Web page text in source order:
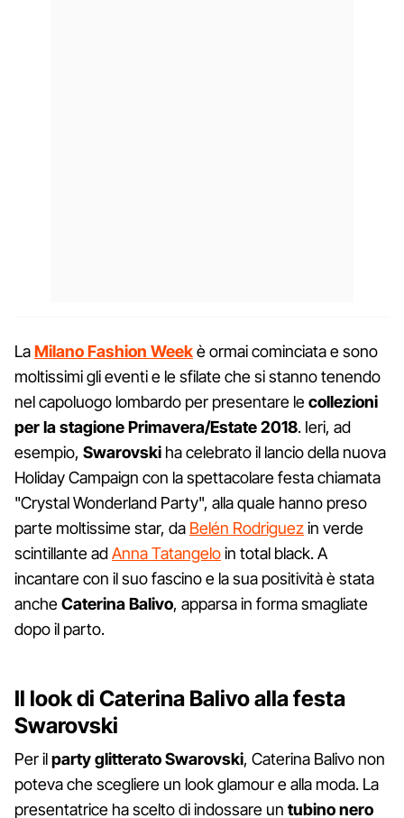
LaMilano Fashion Weekè ormai cominciata e sono
moltissimi gli eventi e le sfilate che si stanno tenendo
nel capoluogo lombardo per presentare lecollezioni
per la stagione Primavera/Estate 2018. Ieri, ad
esempio, Swarovski ha celebrato il lancio della nuova
Holiday Campaign con la spettacolare festa chiamata
"Crystal Wonderland Party", alla quale hanno preso
parte moltissime star, da Belén Rodriguezin verde
scintillante adAnna Tatangeloin total black. A
incantare con il suo fascino e la sua positività è stata
ancheCaterina Balivo, apparsa in forma smagliate
dopo il parto.
Il look di Caterina Balivo alla festa
Swarovski
Per ilparty glitterato Swarovski, Caterina Balivo non
poteva che scegliere un look glamour e alla moda. La
presentatrice ha scelto di indossare un tubino nero